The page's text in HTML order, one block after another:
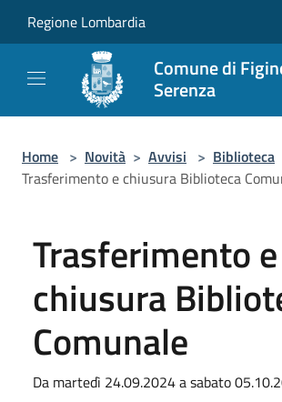
Regione Lombardia
Comune di
Serenza
Home > Novità > Avvisi > Biblioteca
Trasferimento e chiusura Biblioteca
Trasferimento e
chiusura
Comunale
Da martedì 24.09.2024 a sabato